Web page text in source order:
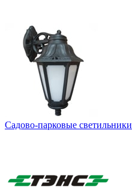
Садово-парковые светильники